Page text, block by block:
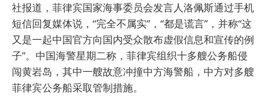
社报道，菲律宾国家海事委员会发言人洛佩斯通过手机
短信回复媒体说，“完全不属实”，“都是谎言”，并称“这
又是一起中国官方向国内受众散布虚假信息和宣传的例
子”。中国海警星期二称，菲律宾组织十多艘公务船侵
闯黄岩岛，其中一艘故意冲撞中方海警船，中方对多艘
菲律宾公务船采取管制措施。